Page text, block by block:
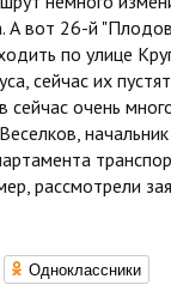
А вот 26-й
по улице
сейчас их
очень
рассмотрели
Одноклассники